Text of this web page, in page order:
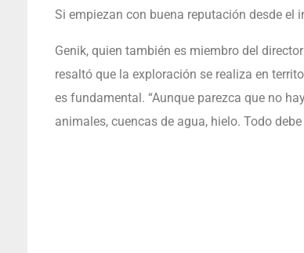
Si empiezan con buena reputación desde el
Genik, quien también es miembro del
resaltó que la exploración se realiza en
es fundamental. “Aunque parezca que no
animales, cuencas de agua, hielo. Todo